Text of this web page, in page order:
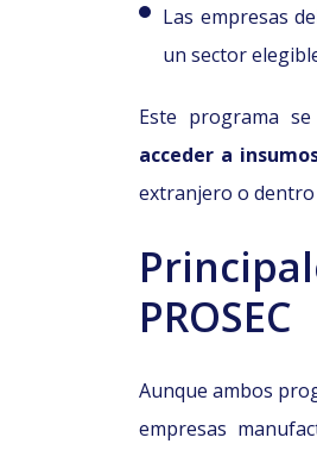
Las empresas
un sector
Este programa
acceder a
extranjero o dentro
PROSEC
Aunque ambos
empresas